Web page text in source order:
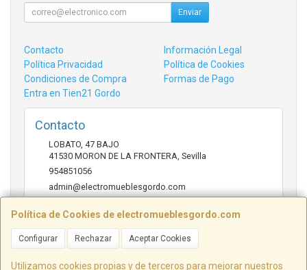
Política de Cookies de electromueblesgordo.com
Configurar Rechazar Aceptar Cookies
Utilizamos cookies propias y de terceros para mejorar nuestros
Enviar
Contacto
Información Legal
Política Privacidad
Política de Cookies
Condiciones de Compra
Formas de Pago
Entra en Tien21 Gordo
Contacto
LOBATO, 47 BAJO
41530 MORON DE LA FRONTERA Sevilla
954851056
admin@electromueblesgordo.com
Horario
cerrado.